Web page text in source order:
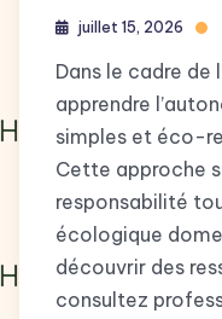
juillet 15, 2026
Dans le cadre de
apprendre
simples et éco-
Cette approche
responsabilité
écologique
découvrir des
consultez